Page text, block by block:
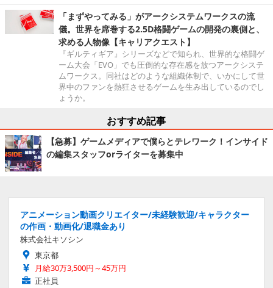
「まずやってみる」がアークシステムワークスの流
儀。世界を席巻する2.5D格闘ゲームの開発の裏側と、
求める人物像【キャリアクエスト】
『ギルティギア』シリーズなどで知られ、世界的な格闘ゲ
ーム大会「EVO」でも圧倒的な存在感を放つアークシステ
ムワークス。同社はどのような組織体制で、いかにして世
界中のファンを熱狂させるゲームを生み出しているのでし
ょうか。
おすすめ記事
【急募】ゲームメディアで僕らとテレワーク！インサイド
の編集スタッフorライターを募集中
アニメーション動画クリエイター/未経験歓迎/キャラクター
の作画・動画化/退職金あり
株式会社キソシン
東京都
月給30万3,500円～45万円
正社員